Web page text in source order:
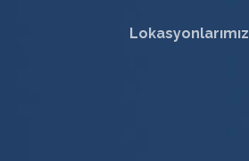
Lokasyonlarımız